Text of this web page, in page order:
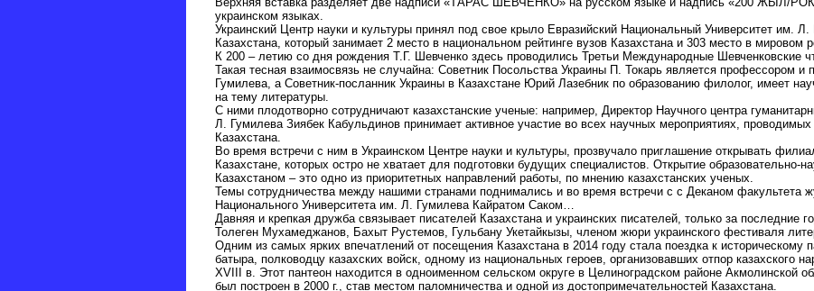
украинском языках.
Украинский Центр науки и культуры принял под свое крыло Евразийский Национальный Университет им.
Казахстана, который занимает 2 место в национальном рейтинге вузов Казахстана и 303 место в мировом
К 200 – летию со дня рождения Т.Г. Шевченко здесь проводились Третьи Международные Шевченковские
Такая тесная взаимосвязь не случайна: Советник Посольства Украины П. Токарь является профессором и
Гумилева, а Советник-посланник Украины в Казахстане Юрий Лазебник по образованию филолог, имеет
на тему литературы.
С ними плодотворно сотрудничают казахстанские ученые: например, Директор Научного центра
Л. Гумилева Зиябек Кабульдинов принимает активное участие во всех научных мероприятиях,
Казахстана.
Во время встречи с ним в Украинском Центре науки и культуры, прозвучало приглашение открывать
Казахстане, которых остро не хватает для подготовки будущих специалистов. Открытие образовательно-
Казахстаном – это одно из приоритетных направлений работы, по мнению казахстанских ученых.
Темы сотрудничества между нашими странами поднимались и во время встречи с с Деканом факультета
Национального Университета им. Л. Гумилева Кайратом Саком…
Давняя и крепкая дружба связывает писателей Казахстана и украинских писателей, только за последние
Толеген Мухамеджанов, Бахыт Рустемов, Гульбану Укетайкызы, членом жюри украинского фестиваля
Одним из самых ярких впечатлений от посещения Казахстана в 2014 году стала поездка к историческому
батыра, полководцу казахских войск, одному из национальных героев, организовавших отпор казахского
XVIII в. Этот пантеон находится в одноименном сельском округе в Целиноградском районе Акмолинской
был построен в 2000 г., став местом паломничества и одной из достопримечательностей Казахстана.